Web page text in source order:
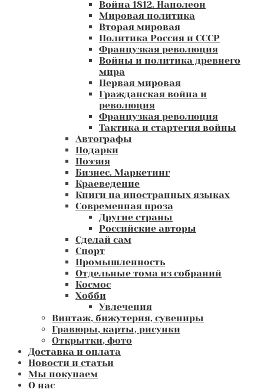
Война 1812. Наполеон
Мировая политика
Вторая мировая
Политика Россия и СССР
Французкая революция
Войны и политика древнего
мира
Первая мировая
Гражданская война и
революция
Французкая революция
Тактика и стартегия войны
Автографы
Подарки
Поэзия
Бизнес. Маркетинг
Краеведение
Книги на иностранных языках
Современная проза
Другие страны
Российские авторы
Сделай сам
Спорт
Промышленность
Отдельные тома из собраний
Космос
Хобби
Увлечения
Винтаж, бижутерия, сувениры
Гравюры, карты, рисунки
Открытки, фото
Доставка и оплата
Новости и статьи
Мы покупаем
О нас